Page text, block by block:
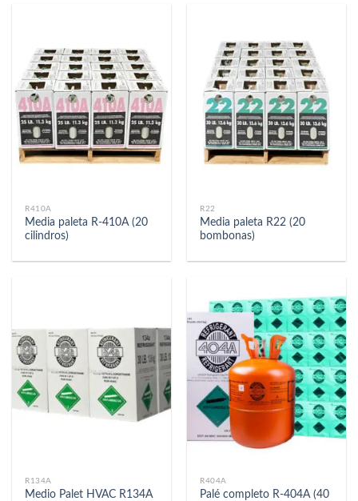
R410A
Media paleta R-410A (20
cilindros)
R22
Media paleta R22 (20
bombonas)
R134A
Medio Palet HVAC R134A
R404A
Palé completo R-404A (40